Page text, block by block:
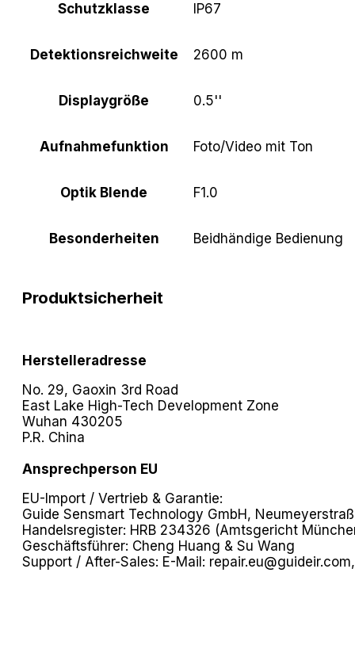
Schutzklasse IP67
Detektionsreichweite 2600 m
Displaygröße 0.5''
Aufnahmefunktion Foto/Video mit Ton
Optik Blende F1.0
Besonderheiten Beidhändige Bedienung
Produktsicherheit
Herstelleradresse
No. 29, Gaoxin 3rd Road
East Lake High-Tech Development Zone
Wuhan 430205
P.R. China
Ansprechperson EU
EU-Import / Vertrieb & Garantie:
Guide Sensmart Technology GmbH,
Handelsregister: HRB 234326 (Amtsgericht
Geschäftsführer: Cheng Huang & Su Wang
Support / After-Sales: E-Mail: repair.eu@guideir.com